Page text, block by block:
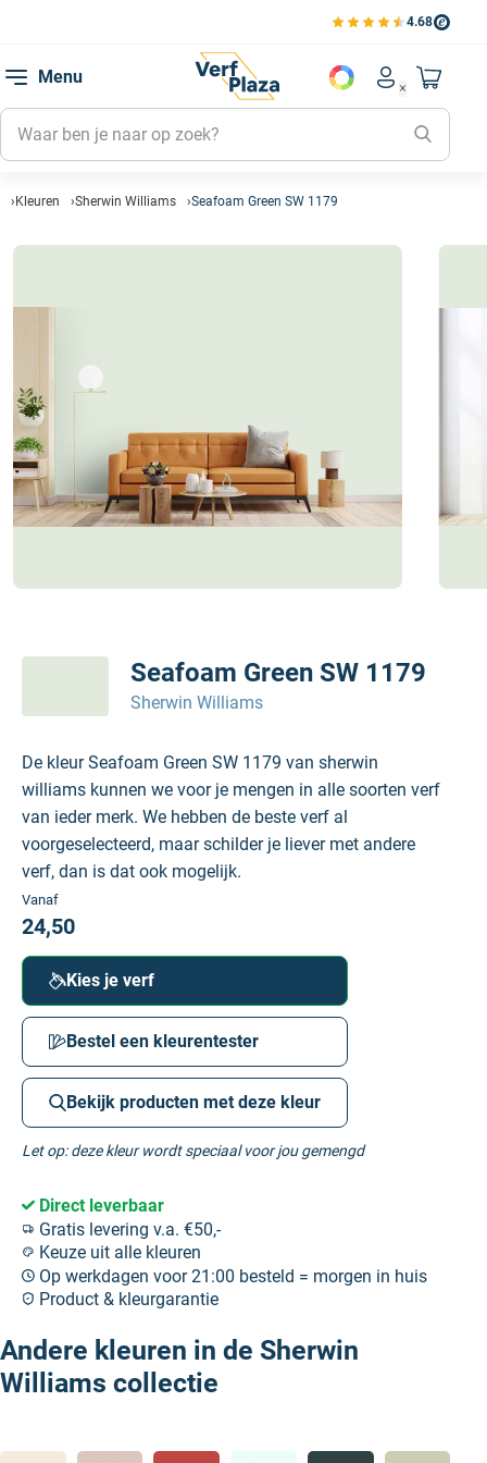
4.68
Bekijk de verfplaza
Menu
Account
Mijn
Mijn
Mijn
Naar
Kleuren Sherwin Williams Seafoam Green SW 1179
Seafoam Green SW 1179
Sherwin Williams
De kleur Seafoam Green SW 1179 van sherwin
williams kunnen we voor je mengen in alle soorten verf
van ieder merk. We hebben de beste verf al
voorgeselecteerd, maar schilder je liever met andere
verf, dan is dat ook mogelijk.
Vanaf
24,50
Kies je verf
Bestel een kleurentester
Bekijk producten met deze kleur
Let op: deze kleur wordt speciaal voor jou gemengd
Direct leverbaar
Gratis levering v.a. €50,-
Keuze uit alle kleuren
Op werkdagen voor 21:00 besteld = morgen in huis
Product & kleurgarantie
Andere kleuren in de Sherwin
Williams collectie